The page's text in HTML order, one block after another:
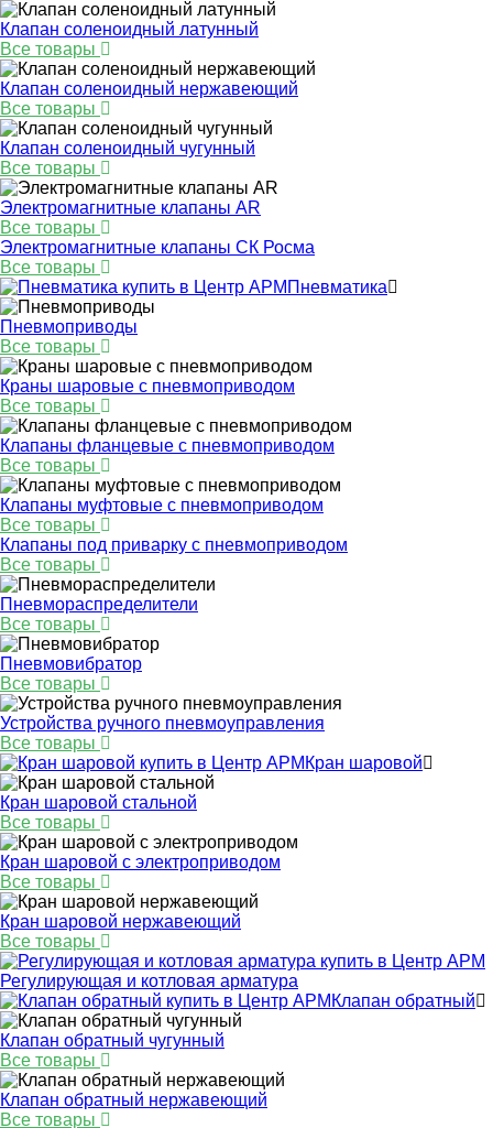
Клапан соленоидный латунный
Все товары
Клапан соленоидный нержавеющий
Все товары
Клапан соленоидный чугунный
Все товары
Электромагнитные клапаны AR
Все товары
Электромагнитные клапаны СК Росма
Все товары
Пневматика
Пневмоприводы
Все товары
Краны шаровые с пневмоприводом
Все товары
Клапаны фланцевые с пневмоприводом
Все товары
Клапаны муфтовые с пневмоприводом
Все товары
Клапаны под приварку с пневмоприводом
Все товары
Пневмораспределители
Все товары
Пневмовибратор
Все товары
Устройства ручного пневмоуправления
Все товары
Кран шаровой
Кран шаровой стальной
Все товары
Кран шаровой с электроприводом
Все товары
Кран шаровой нержавеющий
Все товары
Регулирующая и котловая арматура
Клапан обратный
Клапан обратный чугунный
Все товары
Клапан обратный нержавеющий
Все товары